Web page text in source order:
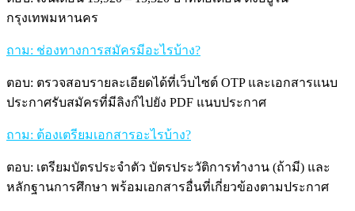
กรุงเทพมหานคร
ถาม: ช่องทางการสมัครมีอะไรบ้าง?
ตอบ: ตรวจสอบรายละเอียดได้ที่เว็บไซต์ OTP และเอกสารแนบ
ประกาศรับสมัครที่มีลิงก์ไปยัง PDF แนบประกาศ
ถาม: ต้องเตรียมเอกสารอะไรบ้าง?
ตอบ: เตรียมบัตรประจำตัว บัตรประวัติการทำงาน (ถ้ามี) และ
หลักฐานการศึกษา พร้อมเอกสารอื่นที่เกี่ยวข้องตามประกาศ